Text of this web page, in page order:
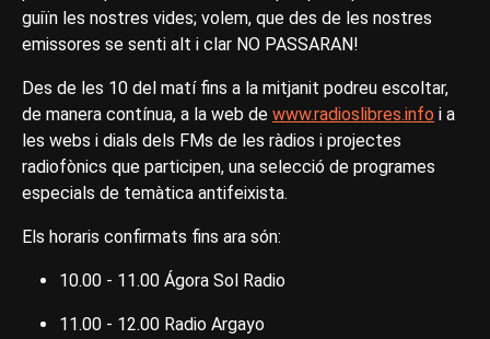
guiïn les nostres vides; volem, que des de les nostres
emissores se senti alt i clar NO PASSARAN!
Des de les 10 del matí fins a la mitjanit podreu escoltar,
de manera contínua, a la web de www.radioslibres.info i a
les webs i dials dels FMs de les ràdios i projectes
radiofònics que participen, una selecció de programes
especials de temàtica antifeixista.
Els horaris confirmats fins ara són:
10.00 - 11.00 Ágora Sol Radio
11.00 - 12.00 Radio Argayo